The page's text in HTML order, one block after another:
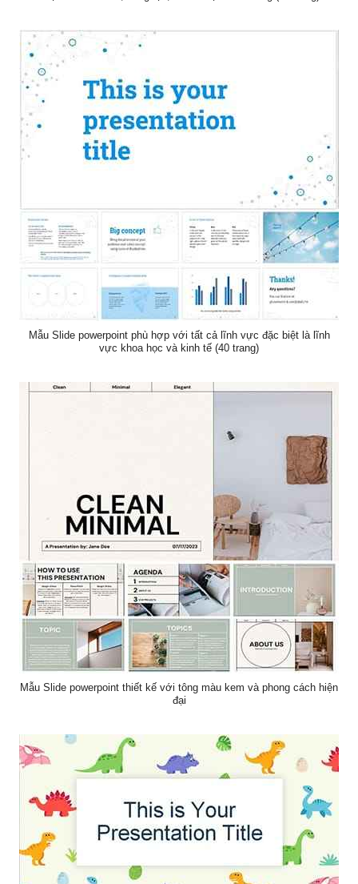
Mẫu Slide powerpoint phù hợp với tất cả lĩnh vực đặc biệt là lĩnh
vực khoa học và kinh tế (40 trang)
Mẫu Slide powerpoint thiết kế với tông màu kem và phong cách hiện
đại